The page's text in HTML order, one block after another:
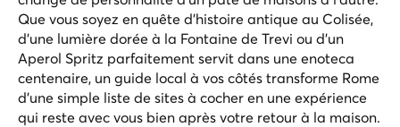
Que vous soyez en quête d'histoire antique au Colisée,
d'une lumière dorée à la Fontaine de Trevi ou d'un
Aperol Spritz parfaitement servit dans une enoteca
centenaire, un guide local à vos côtés transforme Rome
d'une simple liste de sites à cocher en une expérience
qui reste avec vous bien après votre retour à la maison.